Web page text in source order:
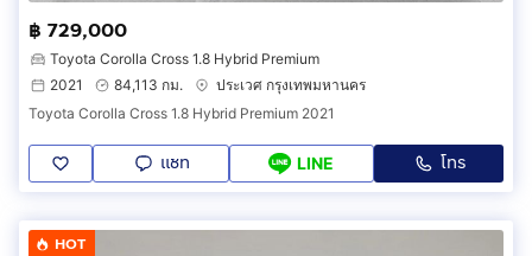
฿ 729,000
Toyota Corolla Cross 1.8 Hybrid Premium
2021
84,113 กม.
ประเวศ กรุงเทพมหานคร
Toyota Corolla Cross 1.8 Hybrid Premium 2021
แชท LINE โทร
HOT